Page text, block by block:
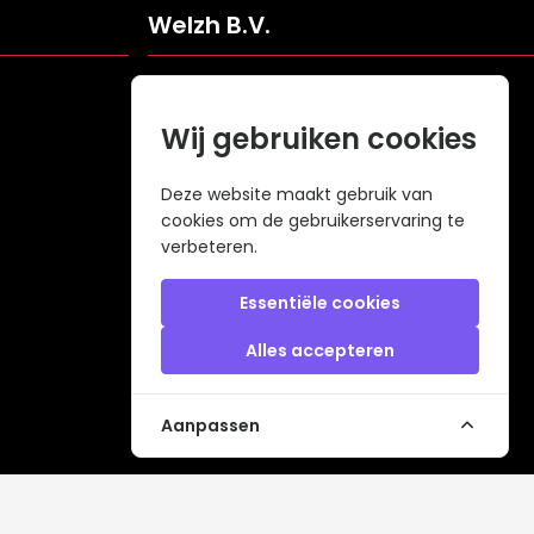
Welzh B.V.
Nederland
info@welzh.nl
+31 (0)6 26 51 83 20
KVK: 68977387
BTW: NL857672988B01
Wij gebruiken cookies
Deze website maakt gebruik van
cookies om de gebruikerservaring te
verbeteren.
Essentiële cookies
Alles accepteren
Aanpassen